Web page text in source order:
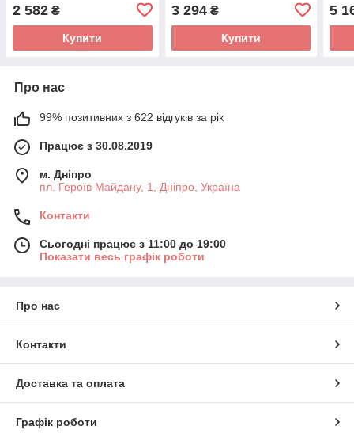
2 582 ₴
Купити
3 294₴
Купити
5
Про нас
99% позитивних з 622 відгуків за рік
Працює з 30.08.2019
м. Дніпро
пл. Героїв Майдану, 1, Дніпро, Україна
Контакти
Сьогодні працює з 11:00 до 19:00
Показати весь графік роботи
Про нас
Контакти
Доставка та оплата
Графік роботи